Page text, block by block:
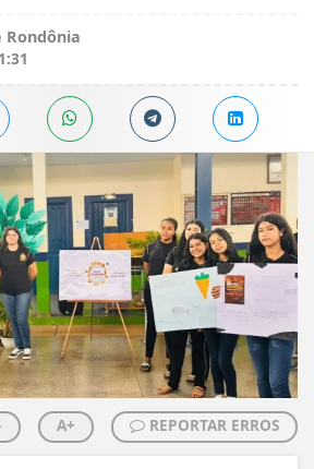
Rondônia
A+ REPORTAR ERROS